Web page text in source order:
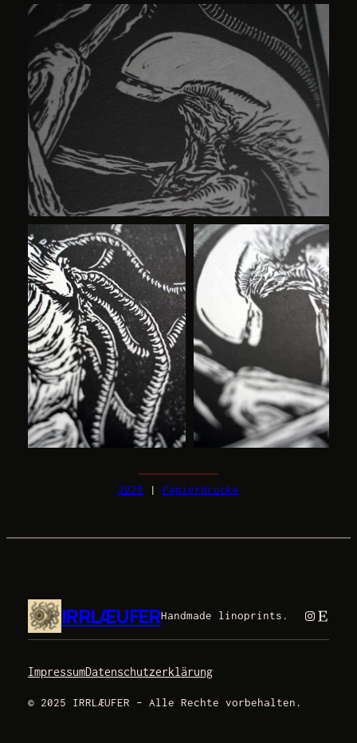
2025 | Papierdrucke
IRRLÆUFERHandmade linoprints. Etsy
ImpressumDatenschutzerklärung
© 2025 IRRLÆUFER – Alle Rechte vorbehalten.